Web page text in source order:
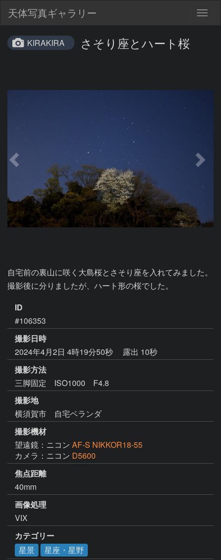
天体写真ギャラリー
KIRAKIRA さそり座とハート桜
自宅前の裏山に咲く大島桜とさそり座を入れてみました。
撮影後に分りましたが、ハート形の桜でした。
ID
#106353
撮影日時
2024年4月2日 4時19分50秒
露出 10秒
撮影方法
三脚固定 ISO1000 F4.8
撮影地
横須賀市 自宅ベランダ
撮影機材
望遠鏡：ニコン AF-S NIKKOR18-55
カメラ：ニコン D5600
焦点距離
40mm
画像処理
VIX
カテゴリー
星景
星座・星野